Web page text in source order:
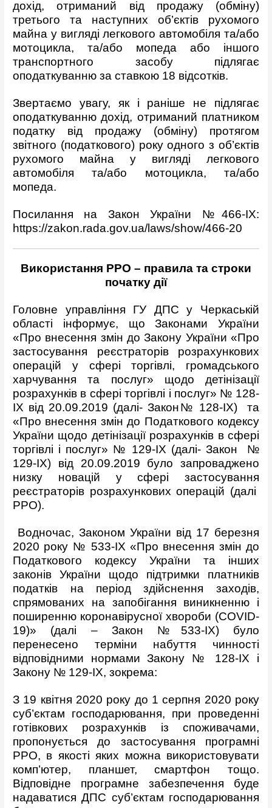
дохід, отриманий від продажу (обміну)
третього та наступних об’єктів рухомого
майна у вигляді легкового автомобіля та/або
мотоцикла, та/або мопеда або іншого
транспортного засобу підлягає
оподаткуванню за ставкою 18 відсотків.
Звертаємо увагу, як і раніше не підлягає
оподаткуванню дохід, отриманий платником
податку від продажу (обміну) протягом
звітного (податкового) року одного з об’єктів
рухомого майна у вигляді легкового
автомобіля та/або мотоцикла, та/або
мопеда.
Посилання на Закон України №466-ІХ:
https://zakon.rada.gov.ua/laws/show/466-20
Використання РРО – правила та строки
початку дії
Головне управління ГУ ДПС у Черкаській
області інформує, що Законами України
«Про внесення змін до Закону України «Про
застосування реєстраторів розрахункових
операцій у сфері торгівлі, громадського
харчування та послуг» щодо детінізації
розрахунків в сфері торгівлі і послуг» № 128-
IX від 20.09.2019 (далі- Закон№ 128-IX) та
«Про внесення змін до Податкового кодексу
України щодо детінізації розрахунків в сфері
торгівлі і послуг» № 129-IX (далі- Закон №
129-IX) від 20.09.2019 було запроваджено
низку новацій у сфері застосування
реєстраторів розрахункових операцій (далі
РРО).
Водночас, Законом України від 17 березня
2020 року № 533-ІХ «Про внесення змін до
Податкового кодексу України та інших
законів України щодо підтримки платників
податків на період здійснення заходів,
спрямованих на запобігання виникненню і
поширенню коронавірусної хвороби (COVID-
19)» (далі – Закон №533-ІХ) було
перенесено терміни набуття чинності
відповідними нормами Закону № 128-IX і
Закону № 129-IX, зокрема:
З 19 квітня 2020 року до 1 серпня 2020 року
суб’єктам господарювання, при проведенні
готівкових розрахунків із споживачами,
пропонується до застосування програмні
РРО, в якості яких можна використовувати
комп’ютер, планшет, смартфон тощо.
Відповідне програмне забезпечення буде
надаватися ДПС суб’єктам господарювання